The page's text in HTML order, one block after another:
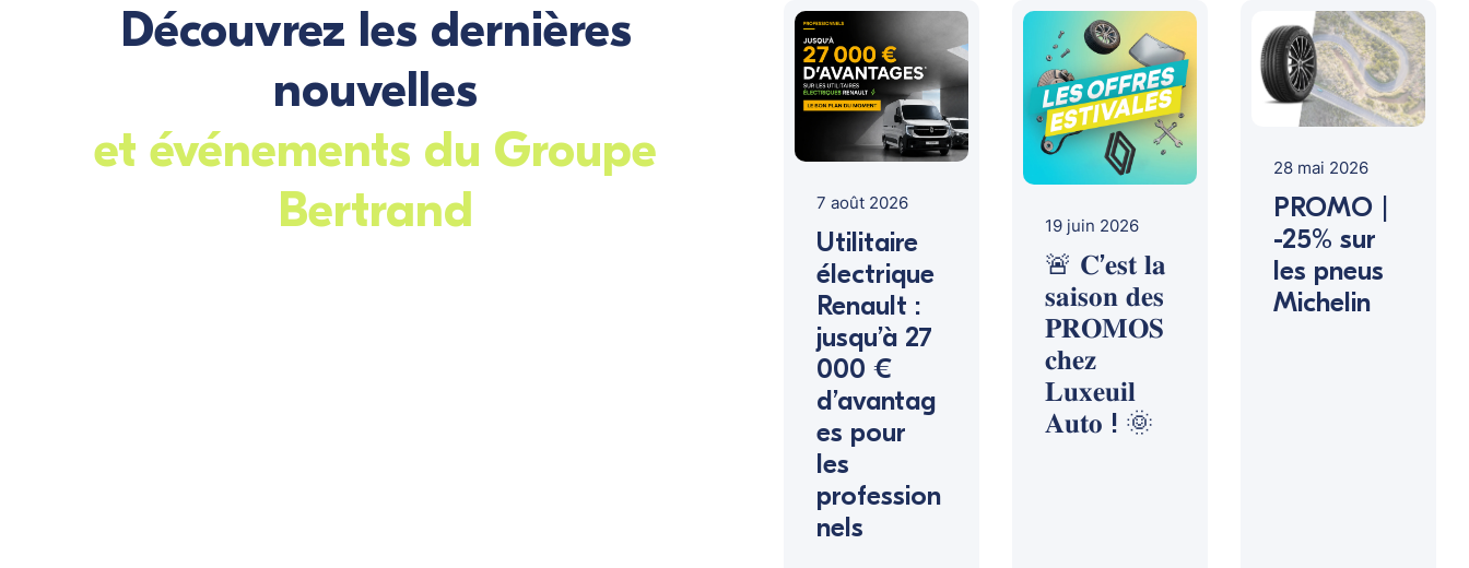
Découvrez les dernières
nouvelles
et événements du Groupe
Bertrand
7 août 2026
Utilitaire
électrique
Renault :
jusqu’à 27
000 €
d’avantag
es pour
les
profession
nels
19 juin 2026
🚨 𝐂’𝐞𝐬𝐭 𝐥𝐚
𝐬𝐚𝐢𝐬𝐨𝐧 𝐝𝐞𝐬
𝐏𝐑𝐎𝐌𝐎𝐒
𝐜𝐡𝐞𝐳
𝐋𝐮𝐱𝐞𝐮𝐢𝐥
𝐀𝐮𝐭𝐨 ! 🌞
28 mai 2026
PROMO |
-25% sur
les pneus
Michelin